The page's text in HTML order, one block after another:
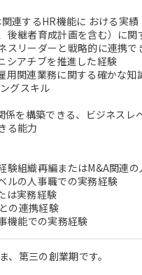
連するHR機能に おける実績
後継者育成計画を含む）に関
スリーダーと戦略的に連携で
シアチブを推進した経験
関連業務に関する確かな
グスキル
を構築できる、ビジネスレ
る能力
組織再編またはM&A関連
ルの人事職での実務経験
は実務経験
の連携経験
機能での実務経験
第三の創業期です。